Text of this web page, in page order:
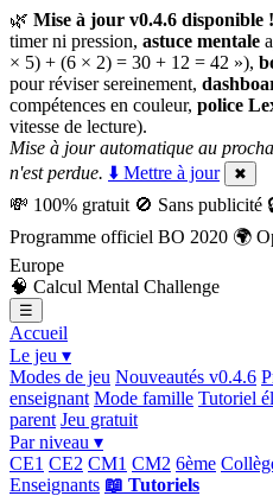
🌿 Mise à jour v0.4.6 disponible !
timer ni pression, astuce mentale
× 5) + (6 × 2) = 30 + 12 = 42 »),
pour réviser sereinement,
compétences en couleur, police
vitesse de lecture).
Mise à jour automatique au
n'est perdue. ⬇️ Mettre à jour ✖
💸 100% gratuit 🚫 Sans publicité
Programme officiel BO 2020 🌍
Europe
🧠 Calcul Mental Challenge
☰
Accueil
Le jeu ▾
Modes de jeu Nouveautés v0.4.6
enseignant Mode famille Tutoriel
parent Jeu gratuit
Par niveau ▾
CE1 CE2 CM1 CM2 6ème
Enseignants 📖 Tutoriels